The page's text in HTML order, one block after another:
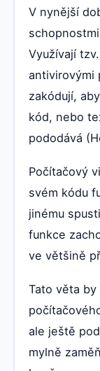
V nynější
Využívají
antivirovými
zakódují,
kód, nebo
pododává
Počítačový
svém kódu
jinému
funkce
ve většině
Tato věta
ale ještě
mylně